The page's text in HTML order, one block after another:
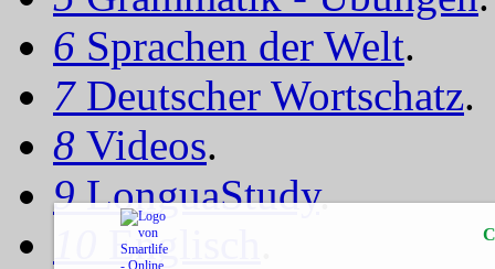
6 Sprachen der Welt.
7 Deutscher Wortschatz.
8 Videos.
9LonguaStudy.
Englisch